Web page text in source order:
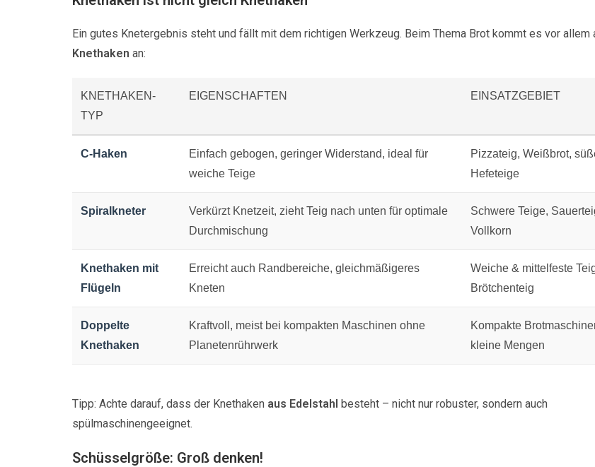
Ein gutes Knetergebnis steht und fällt mit dem richtigen Werkzeug. Beim Thema Brot kommt es vor allem
Knethaken an:
KNETHAKEN-
TYP
EIGENSCHAFTEN EINSATZGEBIET
C-Haken
Einfach gebogen, geringer Widerstand, ideal für
weiche Teige
Pizzateig, Weißbrot,
Hefeteige
Spiralkneter
Verkürzt Knetzeit, zieht Teig nach unten für optimale
Durchmischung
Schwere Teige,
Vollkorn
Knethaken mit
Flügeln
Erreicht auch Randbereiche, gleichmäßigeres
Kneten
Weiche & mittelfeste
Brötchenteig
Doppelte
Knethaken
Kraftvoll, meist bei kompakten Maschinen ohne
Planetenrührwerk
Kompakte
kleine Mengen
Tipp: Achte darauf, dass der Knethaken aus Edelstahl besteht – nicht nur robuster, sondern auch
spülmaschinengeeignet.
Schüsselgröße: Groß denken!